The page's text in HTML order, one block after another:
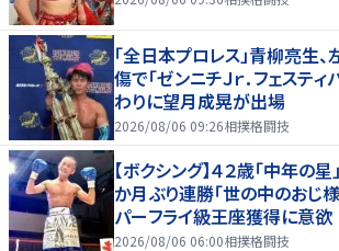
「全日本プロレス」青柳亮生
傷で「ゼンニチＪｒ．フェステ
わりに望月成晃が出場
2026/08/06 09:26相撲格闘技
【ボクシング】４２歳「中年の
か月ぶり連勝「世の中のおじ
パーフライ級王座獲得に意欲
2026/08/06 06:00相撲格闘技